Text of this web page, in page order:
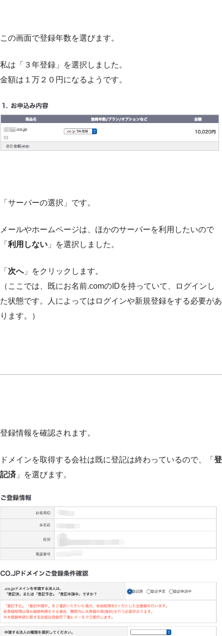
この画面で登録年数を選びます。
私は「３年登録」を選択しました。
金額は１万２０円になるようです。
「サーバーの選択」です。
メールやホームページは、ほかのサーバーを利用したいので
「 利用しない 」を選択しました。
「 次へ」をクリックします。
（ここでは、既にお名前.comのIDを持っていて、ログインし
た状態です。人によってはログインや新規登録をする必要があ
ります。）
登録情報を確認されます。
ドメインを取得する会社は既に登記は終わっているので、「 登
記済」を選びます。